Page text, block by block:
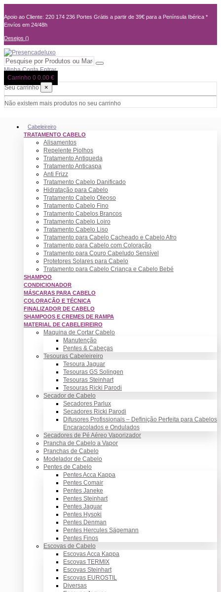
Apoio ao Cliente: 220 174 236 Portes Grátis a partir de 39€ para a Península Ibérica *
Envíos em 24/48h
Desejos ()
Minha Conta Entrar
Carrinho 0 0.00 €
Seu carrinho
×
Não existem mais produtos no seu carrinho
Cabeleireiro
TRATAMENTO CABELO
Alisamentos
Repelente Piolhos
Tratamento Antiqueda
Tratamento Anticaspa
Anti Frizz
Tratamento Cabelo Danificado
Hidratação para Cabelo
Tratamento Cabelo Oleoso
Tratamento Cabelo Fino
Tratamento Cabelos Brancos
Tratamento Cabelo Loiro
Tratamento Cabelo Liso
Tratamento para Cabelo Cacheado e Cabelo Afro
Tratamento para Cabelo com Coloração
Tratamento para Couro Cabeludo Sensível
Protetores Solares para Cabelo
Tratamento para Cabelo Criança e Cabelo Bebé
SHAMPOO
CONDICIONADOR
MÁSCARAS PARA CABELO
COLORAÇÃO E TÉCNICA
FINALIZADOR DE CABELO
SHAMPOOS E CREMES DE RAMPA
MATERIAL DE CABELEIREIRO
Maquina de Cortar Cabelo
Manutenção
Pentes & Cabeças
Tesouras Cabeleireiro
Tesoura Jaguar
Tesouras GS Solingen
Tesouras Steinhart
Tesouras Ricki Parodi
Secador de Cabelo
Secadores Parlux
Secadores Ricki Parodi
Difusores Profissionais – Definição Perfeita para Cabelos
Encaracolados e Ondulados
Secadores de Pé Aéreo Vaporizador
Prancha de Cabelo a Vapor
Pranchas de Cabelo
Modelador de Cabelo
Pentes de Cabelo
Pentes Acca Kappa
Pentes Comair
Pentes Janeke
Pentes Steinhart
Pentes Jaguar
Pentes Hysoki
Pentes Denman
Pentes Hercules Sägemann
Pentes Finos
Escovas de Cabelo
Escovas Acca Kappa
Escovas TERMIX
Escovas Steinhart
Escovas EUROSTIL
Diversas